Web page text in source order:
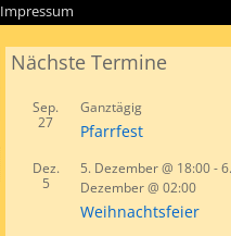
Impressum
Nächste Termine
Sep.
27
Ganztägig
Pfarrfest
Dez.
5
5. Dezember @ 18:00-6.
Dezember @ 02:00
Weihnachtsfeier